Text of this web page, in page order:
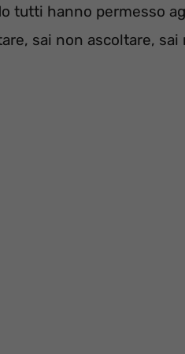
tutti hanno permesso
sai non ascoltare, sai